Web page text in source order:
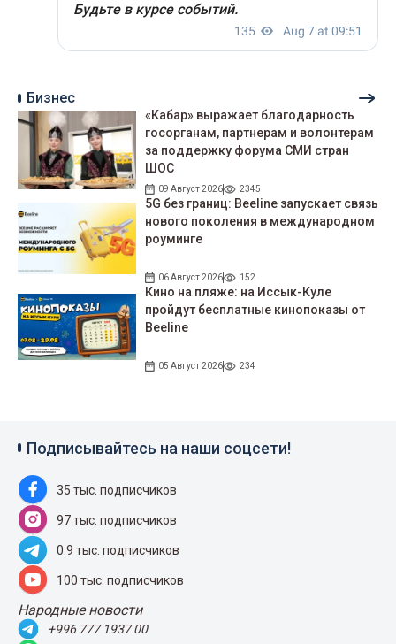
Бизнес
«Кабар» выражает благодарность
госорганам, партнерам и волонтерам
за поддержку форума СМИ стран
ШОС
09 Август 2026 2345
5G без границ: Beeline запускает связь
нового поколения в международном
роуминге
06 Август 2026 152
Кино на пляже: на Иссык-Куле
пройдут беcплатные кинопоказы от
Beeline
05 Август 2026 234
Подписывайтесь на наши соцсети!
35 тыс. подписчиков
97 тыс. подписчиков
0.9 тыс. подписчиков
100 тыс. подписчиков
Народные новости
+996 777 1937 00